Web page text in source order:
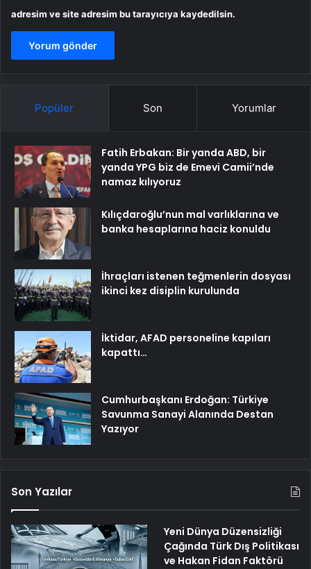
adresim ve site adresim bu tarayıcıya kaydedilsin.
Popüler Son Yorumlar
Fatih Erbakan: Bir yanda ABD, bir
yanda YPG biz de Emevi Camii’nde
namaz kılıyoruz
Kılıçdaroğlu’nun mal varlıklarına ve
banka hesaplarına haciz konuldu
İhraçları istenen teğmenlerin dosyası
ikinci kez disiplin kurulunda
İktidar, AFAD personeline kapıları
kapattı…
Cumhurbaşkanı Erdoğan: Türkiye
Savunma Sanayi Alanında Destan
Yazıyor
Son Yazılar
Yeni Dünya Düzensizliği
Çağında Türk Dış Politikası
ve Hakan Fidan Faktörü